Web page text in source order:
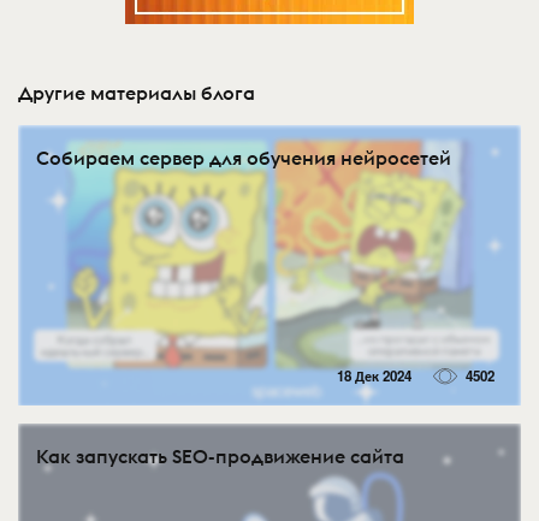
Другие материалы блога
Собираем сервер для обучения нейросетей
18 Дек 2024 4502
Как запускать SEO-продвижение сайта